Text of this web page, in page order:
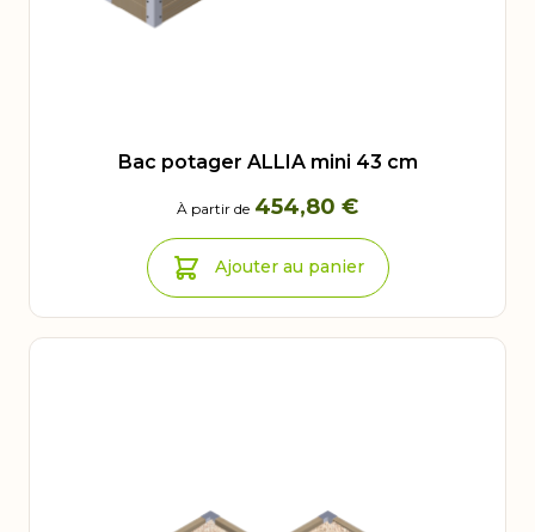
Bac potager ALLIA mini 43 cm
À partir de 454,80 €
Ajouter au panier